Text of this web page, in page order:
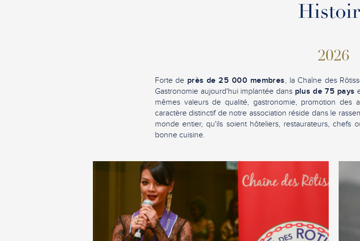
2026
Forte de près de 25 000 membres, la Chaîne des
Gastronomie aujourd'hui implantée dans plus de 75 pays
mêmes valeurs de qualité, gastronomie, promotion des
caractère distinctif de notre association réside dans le
monde entier, qu'ils soient hôteliers, restaurateurs, chefs
bonne cuisine.